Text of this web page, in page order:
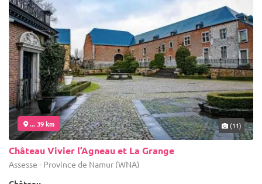
... 39 km (11)
Château Vivier l’Agneau et La Grange
Assesse - Province de Namur (WNA)